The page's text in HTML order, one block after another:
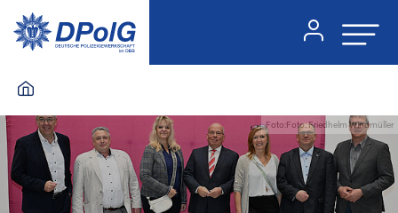
Foto:Foto: Friedhelm Windmüller